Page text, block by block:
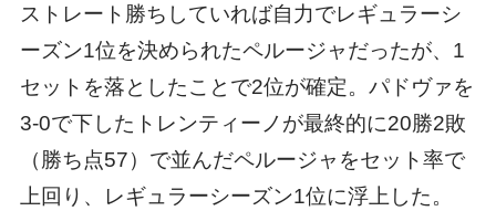
ストレート勝ちしていれば自力でレギュラーシ
ーズン1位を決められたペルージャだったが、1
セットを落としたことで2位が確定。パドヴァを
3-0で下したトレンティーノが最終的に20勝2敗
（勝ち点57）で並んだペルージャをセット率で
上回り、レギュラーシーズン1位に浮上した。